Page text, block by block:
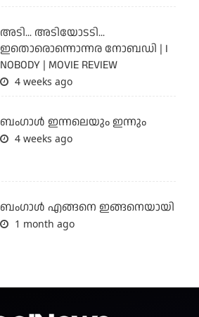
അടി... അടിയോടടി...
ഇതൊരൊന്നൊന്നര നോബഡി | I
NOBODY | MOVIE REVIEW
4 weeks ago
ബംഗാള്‍ ഇന്നലെയും ഇന്നും
4 weeks ago
ബം​ഗാൾ എങ്ങനെ ഇങ്ങനെയായി
1 month ago